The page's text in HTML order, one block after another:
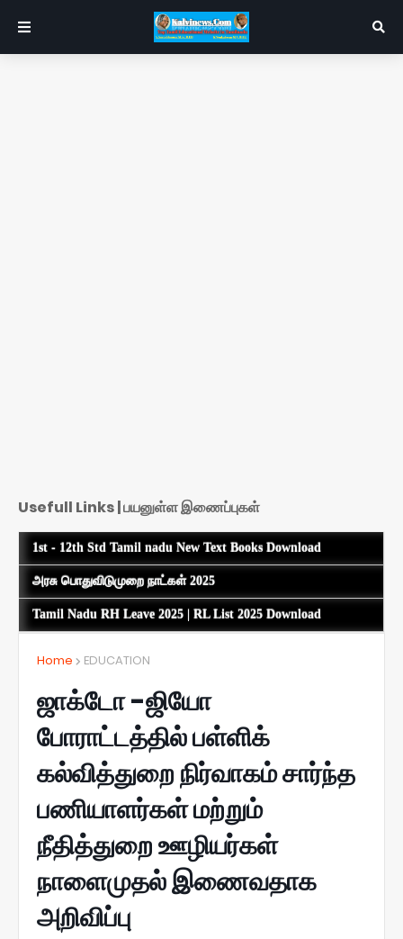
Usefull Links | பயனுள்ள இணைப்புகள்
1st - 12th Std Tamil nadu New Text Books Download
அரசு பொதுவிடுமுறை நாட்கள் 2025
Tamil Nadu RH Leave 2025 | RL List 2025 Download
Home EDUCATION
ஜாக்டோ -ஜியோ
போராட்டத்தில் பள்ளிக்
கல்வித்துறை நிர்வாகம் சார்ந்த
பணியாளர்கள் மற்றும்
நீதித்துறை ஊழியர்கள்
நாளைமுதல் இணைவதாக
அறிவிப்பு